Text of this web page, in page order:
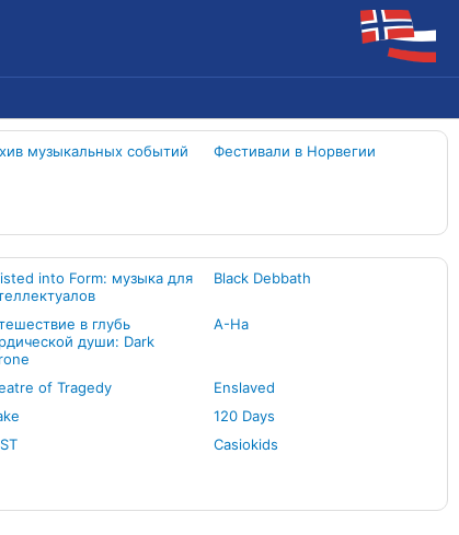
музыкальных событий Фестивали в Норвегии
into Form: музыка для
Black Debbath
в глубь
души: Dark
A-Ha
of Tragedy
Enslaved
120 Days
Casiokids